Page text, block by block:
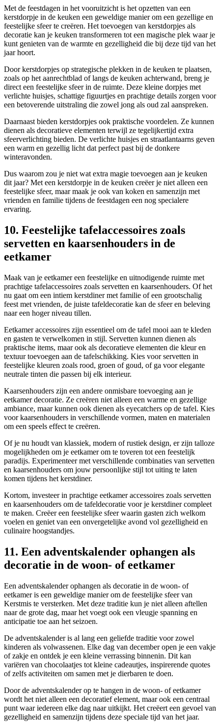
Met de feestdagen in het vooruitzicht is het opzetten van een
kerstdorpje in de keuken een geweldige manier om een gezellige en
feestelijke sfeer te creëren. Het toevoegen van kerstdorpjes als
decoratie kan je keuken transformeren tot een magische plek waar je
kunt genieten van de warmte en gezelligheid die bij deze tijd van het
jaar hoort.
Door kerstdorpjes op strategische plekken in de keuken te plaatsen,
zoals op het aanrechtblad of langs de keuken achterwand, breng je
direct een feestelijke sfeer in de ruimte. Deze kleine dorpjes met
verlichte huisjes, schattige figuurtjes en prachtige details zorgen voor
een betoverende uitstraling die zowel jong als oud zal aanspreken.
Daarnaast bieden kerstdorpjes ook praktische voordelen. Ze kunnen
dienen als decoratieve elementen terwijl ze tegelijkertijd extra
sfeerverlichting bieden. De verlichte huisjes en straatlantaarns geven
een warm en gezellig licht dat perfect past bij de donkere
winteravonden.
Dus waarom zou je niet wat extra magie toevoegen aan je keuken
dit jaar? Met een kerstdorpje in de keuken creëer je niet alleen een
feestelijke sfeer, maar maak je ook van koken en samenzijn met
vrienden en familie tijdens de feestdagen een nog specialere
ervaring.
10. Feestelijke tafelaccessoires zoals
servetten en kaarsenhouders in de
eetkamer
Maak van je eetkamer een feestelijke en uitnodigende ruimte met
prachtige tafelaccessoires zoals servetten en kaarsenhouders. Of het
nu gaat om een intiem kerstdiner met familie of een grootschalig
feest met vrienden, de juiste tafeldecoratie kan de sfeer en beleving
naar een hoger niveau tillen.
Eetkamer accessoires zijn essentieel om de tafel mooi aan te kleden
en gasten te verwelkomen in stijl. Servetten kunnen dienen als
praktische items, maar ook als decoratieve elementen die kleur en
textuur toevoegen aan de tafelschikking. Kies voor servetten in
feestelijke kleuren zoals rood, groen of goud, of ga voor elegante
neutrale tinten die passen bij elk interieur.
Kaarsenhouders zijn een andere onmisbare toevoeging aan je
eetkamer decoratie. Ze creëren niet alleen een warme en gezellige
ambiance, maar kunnen ook dienen als eyecatchers op de tafel. Kies
voor kaarsenhouders in verschillende vormen, maten en materialen
om een speels effect te creëren.
Of je nu houdt van klassiek, modern of rustiek design, er zijn talloze
mogelijkheden om je eetkamer om te toveren tot een feestelijk
paradijs. Experimenteer met verschillende combinaties van servetten
en kaarsenhouders om jouw persoonlijke stijl tot uiting te laten
komen tijdens het kerstdiner.
Kortom, investeer in prachtige eetkamer accessoires zoals servetten
en kaarsenhouders om de tafeldecoratie voor je kerstdiner compleet
te maken. Creëer een feestelijke sfeer waarin gasten zich welkom
voelen en geniet van een onvergetelijke avond vol gezelligheid en
culinaire hoogstandjes.
11. Een adventskalender ophangen als
decoratie in de woon- of eetkamer
Een adventskalender ophangen als decoratie in de woon- of
eetkamer is een geweldige manier om de feestelijke sfeer van
Kerstmis te versterken. Met deze traditie kun je niet alleen aftellen
naar de grote dag, maar het voegt ook een vleugje spanning en
anticipatie toe aan het seizoen.
De adventskalender is al lang een geliefde traditie voor zowel
kinderen als volwassenen. Elke dag van december open je een vakje
of zakje en ontdek je een kleine verrassing binnenin. Dit kan
variëren van chocolaatjes tot kleine cadeautjes, inspirerende quotes
of zelfs activiteiten om samen met je dierbaren te doen.
Door de adventskalender op te hangen in de woon- of eetkamer
wordt het niet alleen een decoratief element, maar ook een centraal
punt waar iedereen elke dag naar uitkijkt. Het creëert een gevoel van
gezelligheid en samenzijn tijdens deze speciale tijd van het jaar.